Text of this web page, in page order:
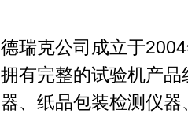
德瑞克公司成立于
拥有完整的试验机产
器、纸品包装检测仪